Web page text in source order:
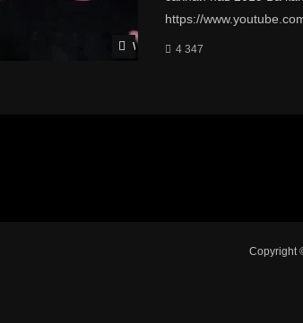
Watch Later
https://
4 347
Copyright